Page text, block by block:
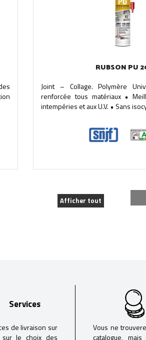
RUBSON PU
Joint – Collage. Polymère
renforcée tous matériaux •
intempéries et aux U.V. • Sans
Afficher tout
Services
de livraison sur
sur le choix des
Vous ne
catalogue,